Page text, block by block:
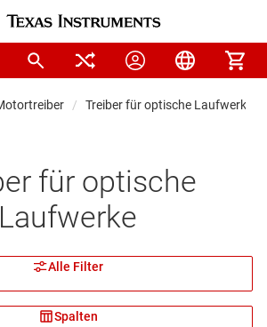
Treiber für optische Laufwerke
für optische
Laufwerke
Alle Filter
Spalten